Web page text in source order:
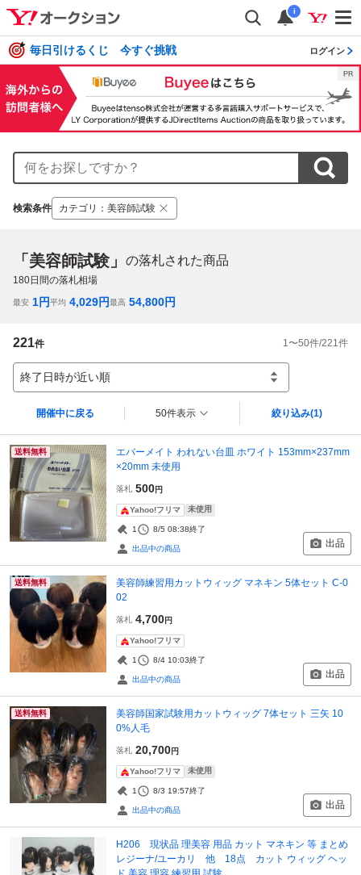
i
毎日引けるくじ 今すぐ挑戦 ログイン
検索条件 カテゴリ ： 美容師試験
「美容師試験」 の落札された商品
180日間の落札相場
最安 1円平均 4,029円最高 54,800円
221件 1 〜50件/221 件
終了日時が近い順
開催中に戻る 50件表示 絞り込み(1)
送料無料
エバーメイト われない台皿 ホワイト 153mm×237mm
×20mm 未使用
落札 500円
Yahoo!フリマ 未使用
1 8/5 08:38終了
出品中の商品 出品
送料無料
美容師練習用カットウィッグ マネキン 5体セット C-0
02
落札 4,700円
Yahoo!フリマ
1 8/4 10:03終了
出品中の商品 出品
送料無料
美容師国家試験用カットウィッグ 7体セット 三矢 10
0%人毛
落札 20,700円
Yahoo!フリマ 未使用
1 8/3 19:57終了
出品中の商品 出品
H206 現状品 理美容 用品 カット マネキン 等 まとめ
レジーナ/ユーカリ 他 18点 カット ウィッグ ヘッ